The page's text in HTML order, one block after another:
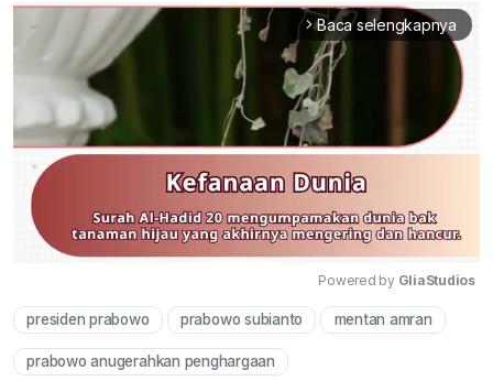
arrow_forward_ios Baca selengkapnya
Mute
Powered by GliaStudios
presiden prabowo prabowo subianto mentan amran
prabowo anugerahkan penghargaan